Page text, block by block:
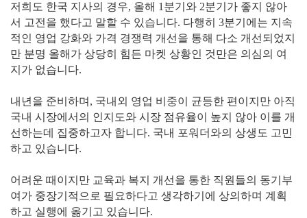
저희도 한국 지사의 경우, 올해 1분기와 2분기가 좋지 않아
서 고전을 했다고 말할 수 있습니다. 다행히 3분기에는 지속
적인 영업 강화와 가격 경쟁력 개선을 통해 다소 개선되었지
만 분명 올해가 상당히 힘든 마켓 상황인 것만은 의심의 여
지가 없습니다.
내년을 준비하며, 국내외 영업 비중이 균등한 편이지만 아직
국내 시장에서의 인지도와 시장 점유율이 높지 않아 이를 개
선하는데 집중하고자 합니다. 국내 포워더와의 상생도 고민
하고 있습니다.
어려운 때이지만 교육과 복지 개선을 통한 직원들의 동기부
여가 중장기적으로 필요하다고 생각하기에 상의하며 계획
하고 실행에 옮기고 있습니다.